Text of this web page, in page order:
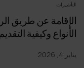
التأشيرات
الإقامة عن طريق
الأنواع وكيفية التقديم
يناير 4, 2026